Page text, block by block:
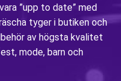
”upp to date” med
tyger i butiken och
av högsta kvalitet
mode, barn och